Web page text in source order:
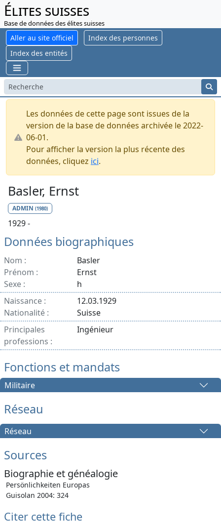
Élites suisses
Base de données des élites suisses
Aller au site officiel
Index des personnes
Index des entités
Les données de cette page sont issues de la
version de la base de données archivée le 2022-
06-01.
Pour afficher la version la plus récente des
données, cliquez ici.
Basler, Ernst
ADMIN (1980)
1929 -
Données biographiques
Nom :
Basler
Prénom :
Ernst
Sexe :
h
Naissance :
12.03.1929
Nationalité :
Suisse
Principales
professions :
Ingénieur
Fonctions et mandats
Militaire
Réseau
Réseau
Sources
Biographie et généalogie
Persönlichkeiten Europas
Guisolan 2004: 324
Citer cette fiche